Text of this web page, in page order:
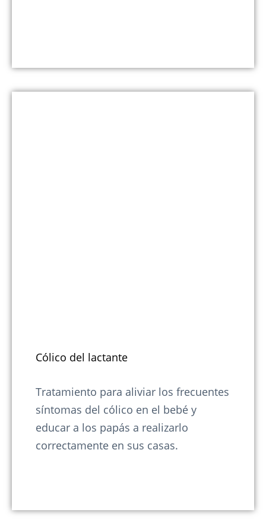
Cólico del lactante
Tratamiento para aliviar los frecuentes
síntomas del cólico en el bebé y
educar a los papás a realizarlo
correctamente en sus casas.